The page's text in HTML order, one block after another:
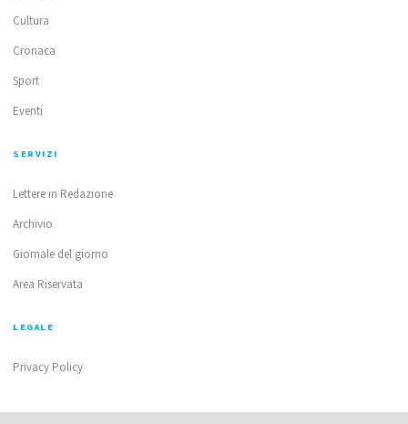
Cultura
Cronaca
Sport
Eventi
SERVIZI
Lettere in Redazione
Archivio
Giornale del giorno
Area Riservata
LEGALE
Privacy Policy